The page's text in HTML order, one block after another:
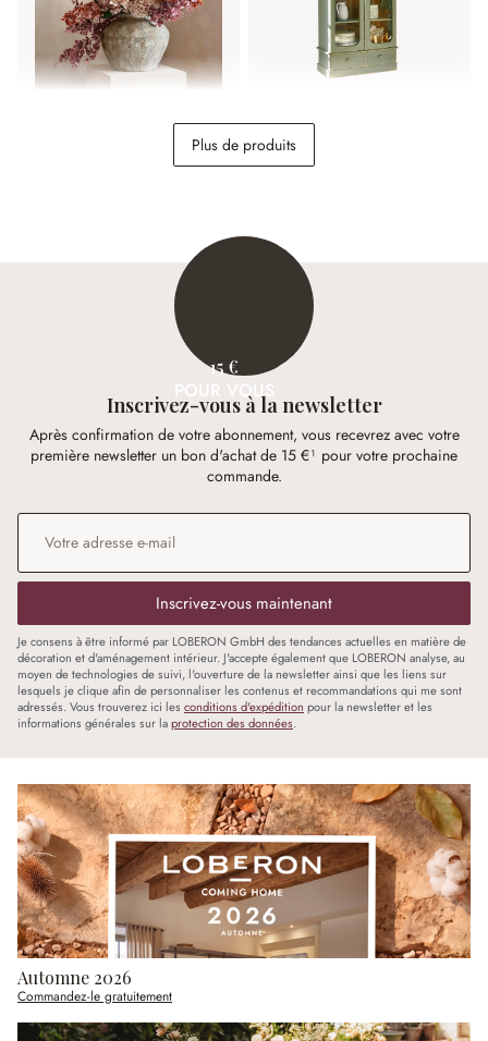
Un océan de fleurs
Vitrine Cassanet
Plus de produits
15 €
POUR VOUS
Inscrivez-vous à la newsletter
Après confirmation de votre abonnement, vous recevrez avec votre
première newsletter un bon d'achat de 15 €¹ pour votre prochaine
commande.
Adresse e-mail
Inscrivez-vous maintenant
Je consens à être informé par LOBERON GmbH des tendances actuelles en matière de
décoration et d'aménagement intérieur. J'accepte également que LOBERON analyse, au
moyen de technologies de suivi, l'ouverture de la newsletter ainsi que les liens sur
lesquels je clique afin de personnaliser les contenus et recommandations qui me sont
adressés. Vous trouverez ici les conditions d'expédition pour la newsletter et les
informations générales sur laprotection des données.
Automne 2026
Commandez-le gratuitement